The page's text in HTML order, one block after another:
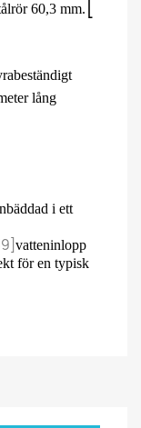
60,3 mm.
lång
i ett
vatteninlopp
för en typisk